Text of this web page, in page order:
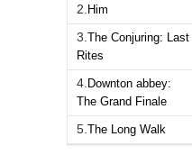
2. Him
3. The Conjuring: Last
Rites
4. Downton abbey:
The Grand Finale
5. The Long Walk